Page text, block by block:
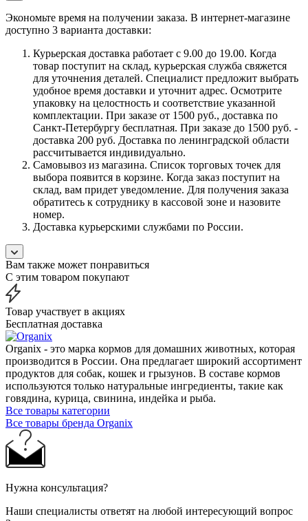
Экономьте время на получении заказа. В интернет-магазине
доступно 3 варианта доставки:
Курьерская доставка работает с 9.00 до 19.00. Когда
товар поступит на склад, курьерская служба свяжется
для уточнения деталей. Специалист предложит выбрать
удобное время доставки и уточнит адрес. Осмотрите
упаковку на целостность и соответствие указанной
комплектации. При заказе от 1500 руб., доставка по
Санкт-Петербургу бесплатная. При заказе до 1500 руб. -
доставка 200 руб. Доставка по ленинградской области
рассчитывается индивидуально.
Самовывоз из магазина. Список торговых точек для
выбора появится в корзине. Когда заказ поступит на
склад, вам придет уведомление. Для получения заказа
обратитесь к сотруднику в кассовой зоне и назовите
номер.
Доставка курьерскими службами по России.
Вам также может понравиться
С этим товаром покупают
Товар участвует в акциях
Бесплатная доставка
Organix - это марка кормов для домашних животных, которая
производится в России. Она предлагает широкий ассортимент
продуктов для собак, кошек и грызунов. В составе кормов
используются только натуральные ингредиенты, такие как
говядина, курица, свинина, индейка и рыба.
Все товары категории
Все товары бренда Organix
Нужна консультация?
Наши специалисты ответят на любой интересующий вопрос